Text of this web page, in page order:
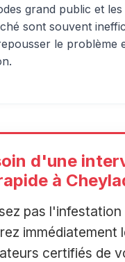
grand public et les
sont souvent
le problème
d'une
à
pas
immédiatement
certifiés de